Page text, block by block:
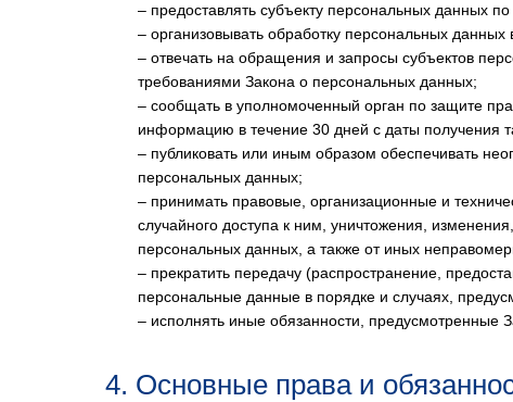
– предоставлять субъекту персональных данных
– организовывать обработку персональных
– отвечать на обращения и запросы субъектов
требованиями Закона о персональных данных;
– сообщать в уполномоченный орган по защите
информацию в течение 30 дней с даты получения
– публиковать или иным образом обеспечивать
персональных данных;
– принимать правовые, организационные и
случайного доступа к ним, уничтожения,
персональных данных, а также от иных
– прекратить передачу (распространение,
персональные данные в порядке и случаях,
– исполнять иные обязанности, предусмотренные
4. Основные права и